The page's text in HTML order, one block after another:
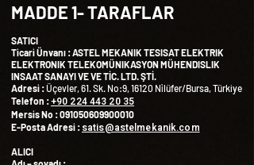
MADDE 1- TARAFLAR
SATICI
Ticari Ünvanı : ASTEL MEKANIK TESISAT ELEKTRIK
ELEKTRONIK TELEKOMÜNIKASYON MÜHENDISLIK
INSAAT SANAYI VE VE TİC. LTD. ŞTİ.
Adresi :Üçevler, 61. Sk. No:9, 16120 Ni̇lüfer/Bursa, Türkiye
Telefon :+90 224 443 20 35
Mersis No :091050609900010
E-Posta Adresi : satis@astelmekanik.com
ALICI